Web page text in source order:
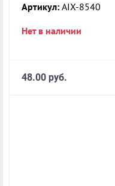
Артикул: AIX-8540
Нет в наличии
48.00 руб.